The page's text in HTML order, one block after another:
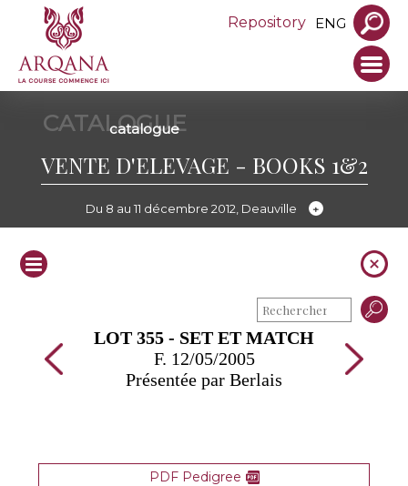
Repository ENG
CATALOGUE
catalogue
VENTE D'ELEVAGE - BOOKS 1&2
Du 8 au 11 décembre 2012, Deauville
LOT 355 - SET ET MATCH
F. 12/05/2005
Présentée par Berlais
PDF Pedigree